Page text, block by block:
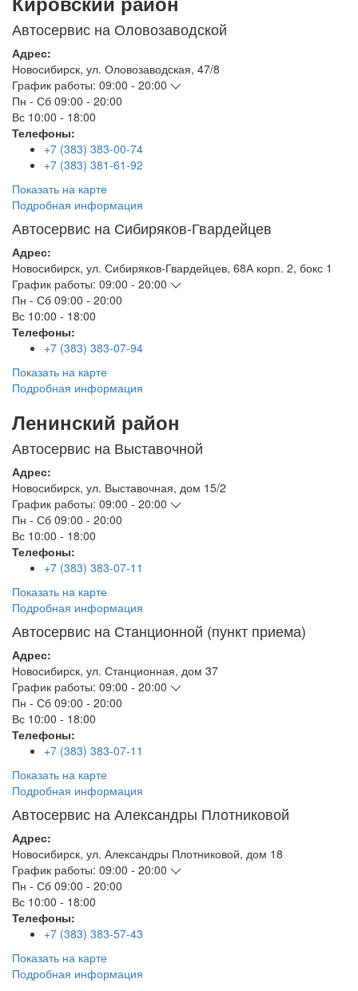
Автосервис на Оловозаводской
Адрес:
Новосибирск, ул. Оловозаводская, 47/8
График работы: 09:00 - 20:00
Пн - Сб 09:00 - 20:00
Вс 10:00 - 18:00
Телефоны:
+7 (383) 383-00-74
+7 (383) 381-61-92
Показать на карте
Подробная информация
Автосервис на Сибиряков-Гвардейцев
Адрес:
Новосибирск, ул. Сибиряков-Гвардейцев, 68А корп. 2, бокс 1
График работы: 09:00 - 20:00
Пн - Сб 09:00 - 20:00
Вс 10:00 - 18:00
Телефоны:
+7 (383) 383-07-94
Показать на карте
Подробная информация
Ленинский район
Автосервис на Выставочной
Адрес:
Новосибирск, ул. Выставочная, дом 15/2
График работы: 09:00 - 20:00
Пн - Сб 09:00 - 20:00
Вс 10:00 - 18:00
Телефоны:
+7 (383) 383-07-11
Показать на карте
Подробная информация
Автосервис на Станционной (пункт приема)
Адрес:
Новосибирск, ул. Станционная, дом 37
График работы: 09:00 - 20:00
Пн - Сб 09:00 - 20:00
Вс 10:00 - 18:00
Телефоны:
+7 (383) 383-07-11
Показать на карте
Подробная информация
Автосервис на Александры Плотниковой
Адрес:
Новосибирск, ул. Александры Плотниковой, дом 18
График работы: 09:00 - 20:00
Пн - Сб 09:00 - 20:00
Вс 10:00 - 18:00
Телефоны:
+7 (383) 383-57-43
Показать на карте
Подробная информация